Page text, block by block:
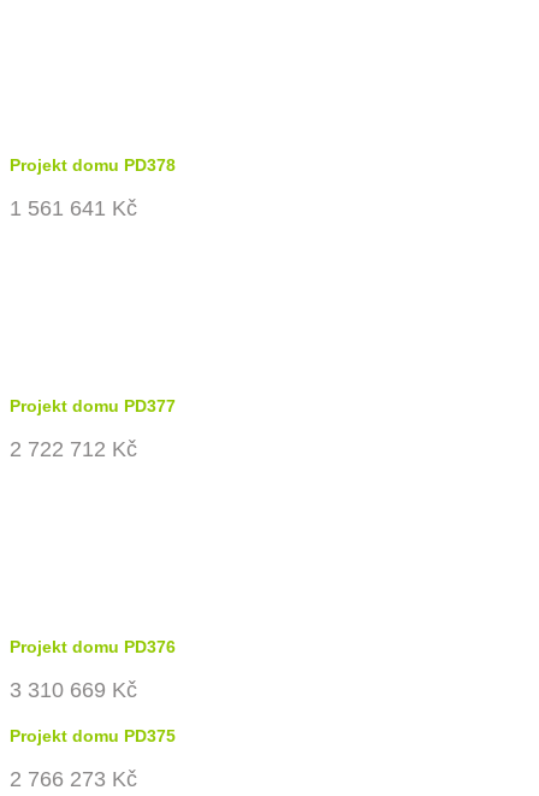
Projekt domu PD378
1 561 641 Kč
Projekt domu PD377
2 722 712 Kč
Projekt domu PD376
3 310 669 Kč
Projekt domu PD375
2 766 273 Kč